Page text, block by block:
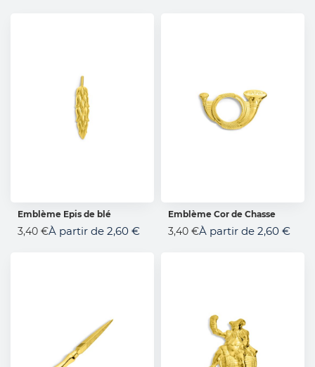
AJOUTER AU PANIER
Emblème Epis de blé
3,40 €À partir de 2,60 €
AJOUTER AU PANIER
Emblème Cor de Chasse
3,40 €À partir de 2,60 €